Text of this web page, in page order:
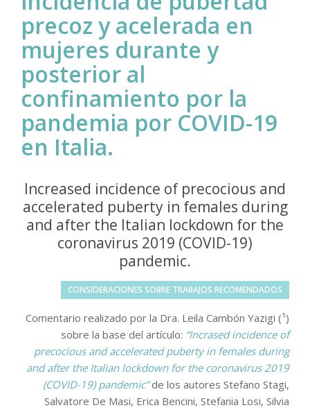
precoz y acelerada en
mujeres durante y
posterior al
confinamiento por la
pandemia por COVID-19
en Italia.
Increased incidence of precocious and
accelerated puberty in females during
and after the Italian lockdown for the
coronavirus 2019 (COVID-19)
pandemic.
CONSIDERACIONES SOBRE TRABAJOS RECOMENDADOS
Comentario realizado por la Dra. Leila Cambón Yazigi (¹)
sobre la base del artículo: “Incrased incidence of
precocious and accelerated puberty in females during
and after the Italian lockdown for the coronavirus 2019
(COVID-19) pandemic”de los autores Stefano Stagi,
Salvatore De Masi, Erica Bencini, Stefania Losi, Silvia